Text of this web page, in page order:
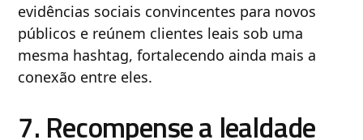
evidências sociais convincentes para novos
públicos e reúnem clientes leais sob uma
mesma hashtag, fortalecendo ainda mais a
conexão entre eles.
7. Recompense a lealdade